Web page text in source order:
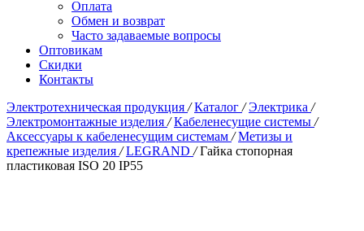
Оплата
Обмен и возврат
Часто задаваемые вопросы
Оптовикам
Скидки
Контакты
Электротехническая продукция / Каталог / Электрика /
Электромонтажные изделия / Кабеленесущие системы /
Аксессуары к кабеленесущим системам / Метизы и
крепежные изделия / LEGRAND / Гайка стопорная
пластиковая ISO 20 IP55